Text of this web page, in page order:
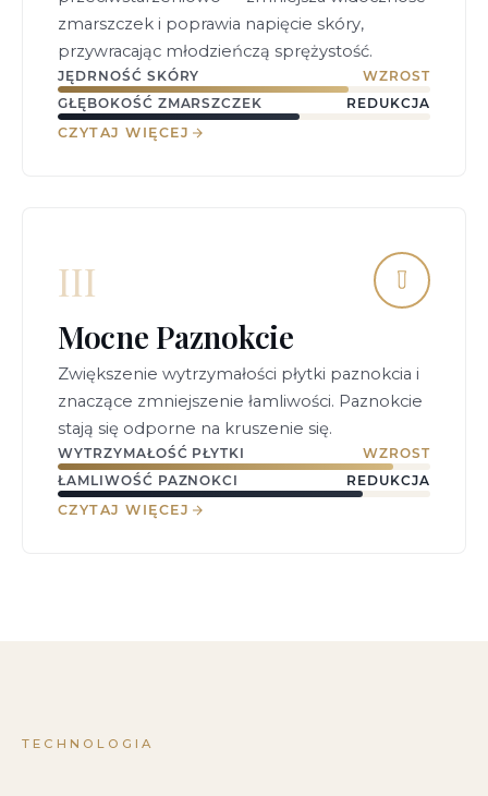
zmarszczek i poprawia napięcie skóry,
przywracając młodzieńczą sprężystość.
JĘDRNOŚĆ SKÓRY
WZROST
GŁĘBOKOŚĆ ZMARSZCZEK
REDUKCJA
CZYTAJ WIĘCEJ
III
Mocne Paznokcie
Zwiększenie wytrzymałości płytki paznokcia i
znaczące zmniejszenie łamliwości. Paznokcie
stają się odporne na kruszenie się.
WYTRZYMAŁOŚĆ PŁYTKI
WZROST
ŁAMLIWOŚĆ PAZNOKCI
REDUKCJA
CZYTAJ WIĘCEJ
TECHNOLOGIA